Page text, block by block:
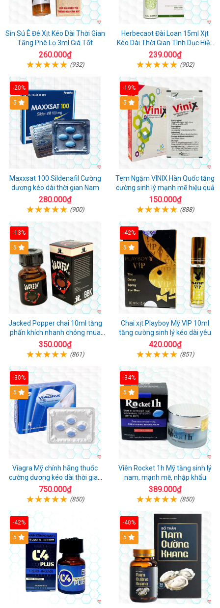
Sìn Sú Ê Đê Xịt Kéo Dài Thời Gian
Tăng Phê Lọ 3ml Giá Tốt
260.000₫
(932)
Herbecaot Đài Loan 15ml Xịt
Kéo Dài Thời Gian Tình Dục Hiệu
Quả
239.000₫
(902)
-20%
5
Maxxsat 100 Sildenafil Cường
dương kéo dài thời gian Nam
280.000₫
(900)
-19%
5
Tem Ngậm VINIX Hàn Quốc tăng
cường sinh lý mạnh mẽ hiệu quả
150.000₫
(888)
-13%
5
Jacked Popper chai 10ml tăng
phấn khích nhanh chóng mua
ngay
350.000₫
(861)
-42%
5
Chai xịt Playboy Mỹ VIP 10ml
tăng cường sinh lý kéo dài yêu
420.000₫
(851)
-30%
5
Viagra Mỹ chính hãng thuốc
cường dương kéo dài thời gian
cho Nam nhập khẩu chính ngạch
750.000₫
(850)
-34%
5
Viên Rocket 1h Mỹ tăng sinh lý
nam, mạnh mẽ, nhập khẩu
389.000₫
(850)
-42%
5
-40%
5